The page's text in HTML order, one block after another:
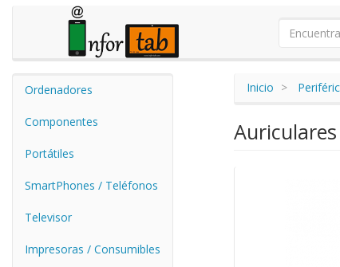
Ordenadores
Componentes
Portátiles
SmartPhones / Teléfonos
Televisor
Impresoras / Consumibles
Inicio